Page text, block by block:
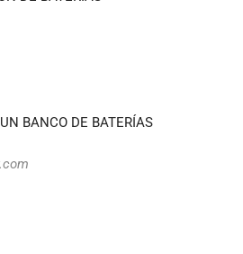
BANCO DE BATERÍAS